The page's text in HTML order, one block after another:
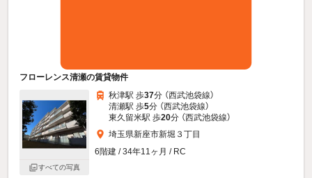
フローレンス清瀬の賃貸物件
すべての写真
秋津駅 歩37分 （西武池袋線）
清瀬駅 歩5分 （西武池袋線）
東久留米駅 歩20分 （西武池袋線）
埼玉県新座市新堀３丁目
6階建 / 34年11ヶ月 / RC